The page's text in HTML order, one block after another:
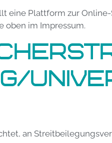
eine Plattform zur
oben im Impressum.
an